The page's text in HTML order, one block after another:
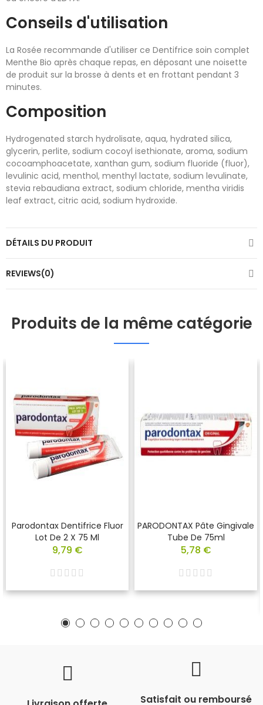
Conseils d'utilisation
La Rosée recommande d'utiliser ce Dentifrice soin complet
Menthe Bio après chaque repas, en déposant une noisette
de produit sur la brosse à dents et en frottant pendant 3
minutes.
Composition
Hydrogenated starch hydrolisate, aqua, hydrated silica,
glycerin, perlite, sodium cocoyl isethionate, aroma, sodium
cocoamphoacetate, xanthan gum, sodium fluoride (fluor),
levulinic acid, menthol, menthyl lactate, sodium levulinate,
stevia rebaudiana extract, sodium chloride, mentha viridis
leaf extract, citric acid, sodium hydroxide.
DÉTAILS DU PRODUIT
REVIEWS(0)
Produits de la même catégorie
Parodontax Dentifrice Fluor
Lot De 2 X 75 Ml
9,79 €
PARODONTAX Pâte Gingivale
Tube De 75ml
5,78 €
Satisfait ou remboursé